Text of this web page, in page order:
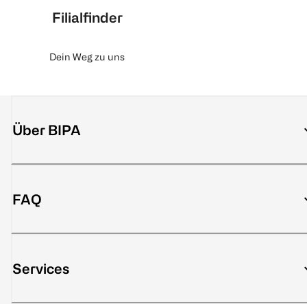
Filialfinder
Dein Weg zu uns
Über BIPA
FAQ
Services